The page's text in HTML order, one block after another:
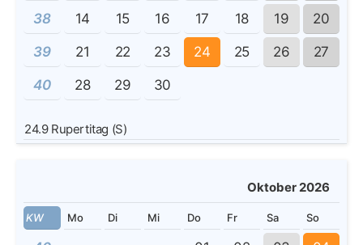
38 14 15 16 17 18 19 20
39 21 22 23 24 25 26 27
40 28 29 30
24.9Rupertitag (S)
Oktober 2026
KW Mo Di Mi Do Fr Sa So